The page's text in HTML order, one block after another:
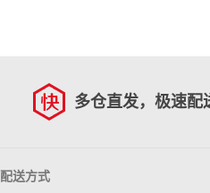
多仓直发，极速配
配送方式